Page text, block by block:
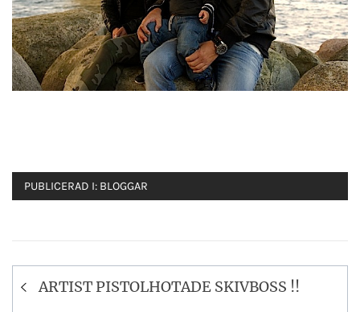
PUBLICERAD I: BLOGGAR
Inläggsnavigering
ARTIST PISTOLHOTADE SKIVBOSS !!